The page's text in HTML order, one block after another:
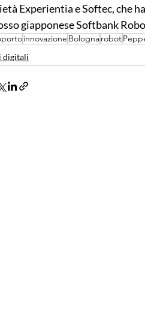
Experientia e Softec, che
giapponese Softbank
innovazione Bolognarobot
digitali